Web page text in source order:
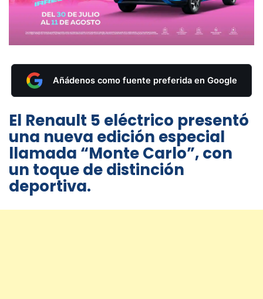
Añádenos como fuente preferida en Google
El Renault 5 eléctrico presentó
una nueva edición especial
llamada “Monte Carlo”, con
un toque de distinción
deportiva.